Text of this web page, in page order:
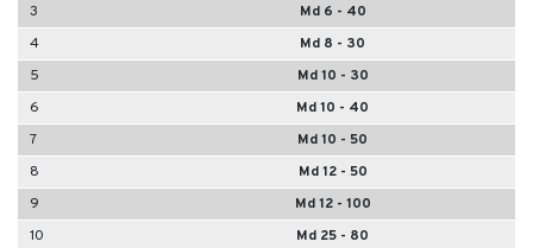
3
Md 6 - 40
4
Md 8 - 30
5
Md 10 - 30
6
Md 10 - 40
7
Md 10 - 50
8
Md 12 - 50
9
Md 12 - 100
10
Md 25 - 80